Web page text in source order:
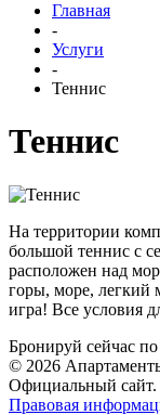
Главная
-
Услуги
-
Теннис
Теннис
На территории
большой теннис с
расположен над
горы, море, легкий
игра! Все условия
Бронируй сейчас
© 2026
Официальный сайт.
Правовая